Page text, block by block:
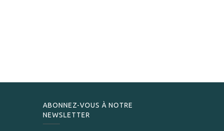
ABONNEZ-VOUS À NOTRE
NEWSLETTER